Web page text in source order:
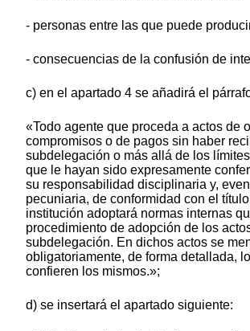
- personas entre las que puede
- consecuencias de la confusión de
c) en el apartado 4 se añadirá el
«Todo agente que proceda a actos de
compromisos o de pagos sin haber
subdelegación o más allá de los
que le hayan sido expresamente
su responsabilidad disciplinaria y,
pecuniaria, de conformidad con el
institución adoptará normas internas
procedimiento de adopción de los
subdelegación. En dichos actos se
obligatoriamente, de forma detallada,
confieren los mismos.»;
d) se insertará el apartado siguiente: